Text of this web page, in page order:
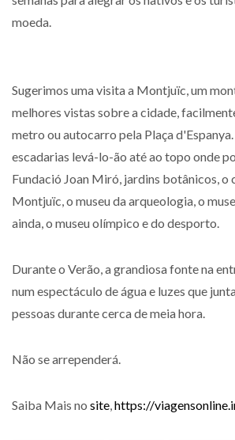
moeda.
Sugerimos uma visita a Montjuïc, um
melhores vistas sobre a cidade,
metro ou autocarro pela Plaça d'Espanya.
escadarias levá-lo-ão até ao topo onde
Fundació Joan Miró, jardins botânicos, o
Montjuïc, o museu da arqueologia, o
ainda, o museu olímpico e do desporto.
Durante o Verão, a grandiosa fonte na
num espectáculo de água e luzes que
pessoas durante cerca de meia hora.
Não se arrependerá.
Saiba Mais no site https://